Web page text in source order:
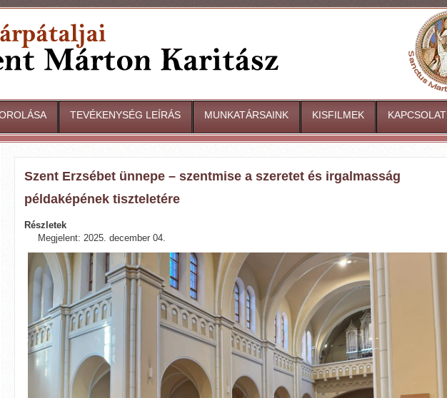
TEVÉKENYSÉG LEÍRÁS MUNKATÁRSAINK KISFILMEK KAPCSOLAT
Szent Erzsébet ünnepe – szentmise a szeretet és irgalmasság
példaképének tiszteletére
Részletek
Megjelent: 2025. december 04.